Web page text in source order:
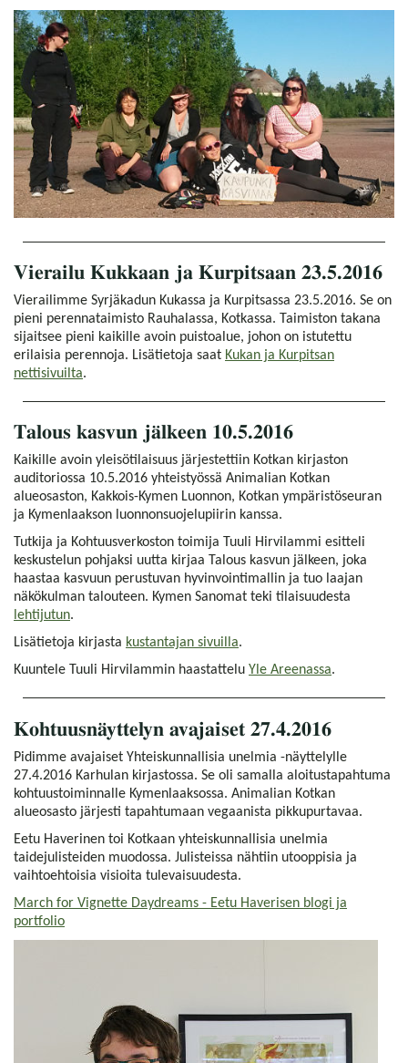
Vierailu Kukkaan ja Kurpitsaan 23.5.2016
Vierailimme Syrjäkadun Kukassa ja Kurpitsassa 23.5.2016. Se on
pieni perennataimisto Rauhalassa, Kotkassa. Taimiston takana
sijaitsee pieni kaikille avoin puistoalue, johon on istutettu
erilaisia perennoja. Lisätietoja saat Kukan ja Kurpitsan
nettisivuilta.
Talous kasvun jälkeen 10.5.2016
Kaikille avoin yleisötilaisuus järjestettiin Kotkan kirjaston
auditoriossa 10.5.2016 yhteistyössä Animalian Kotkan
alueosaston, Kakkois-Kymen Luonnon, Kotkan ympäristöseuran
ja Kymenlaakson luonnonsuojelupiirin kanssa.
Tutkija ja Kohtuusverkoston toimija Tuuli Hirvilammi esitteli
keskustelun pohjaksi uutta kirjaa Talous kasvun jälkeen, joka
haastaa kasvuun perustuvan hyvinvointimallin ja tuo laajan
näkökulman talouteen. Kymen Sanomat teki tilaisuudesta
lehtijutun.
Lisätietoja kirjasta kustantajan sivuilla.
Kuuntele Tuuli Hirvilammin haastattelu Yle Areenassa.
Kohtuusnäyttelyn avajaiset 27.4.2016
Pidimme avajaiset Yhteiskunnallisia unelmia -näyttelylle
27.4.2016 Karhulan kirjastossa. Se oli samalla aloitustapahtuma
kohtuustoiminnalle Kymenlaaksossa. Animalian Kotkan
alueosasto järjesti tapahtumaan vegaanista pikkupurtavaa.
Eetu Haverinen toi Kotkaan yhteiskunnallisia unelmia
taidejulisteiden muodossa. Julisteissa nähtiin utooppisia ja
vaihtoehtoisia visioita tulevaisuudesta.
March for Vignette Daydreams - Eetu Haverisen blogi ja
portfolio